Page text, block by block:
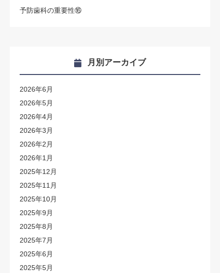
予防歯科の重要性⑯
月別アーカイブ
2026年6月
2026年5月
2026年4月
2026年3月
2026年2月
2026年1月
2025年12月
2025年11月
2025年10月
2025年9月
2025年8月
2025年7月
2025年6月
2025年5月